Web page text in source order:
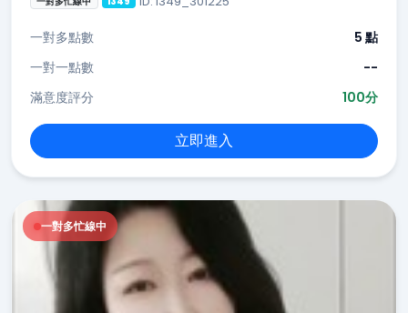
一對多點數
5 點
一對一點數
--
滿意度評分
100分
立即進入
一對多忙線中